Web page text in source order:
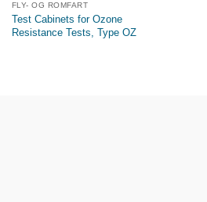
FLY- OG ROMFART
Test Cabinets for Ozone
Resistance Tests, Type OZ